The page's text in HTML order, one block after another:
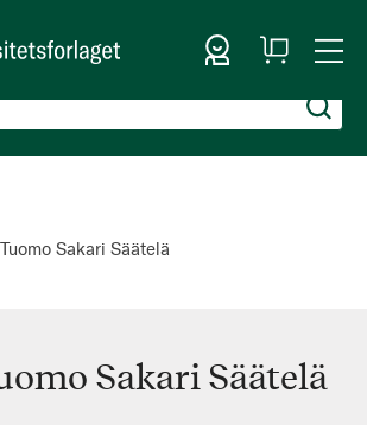
Logg inn
Handlekurv
Sakari Säätelä
Sakari Säätelä